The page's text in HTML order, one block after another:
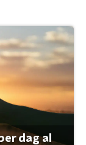
dag al